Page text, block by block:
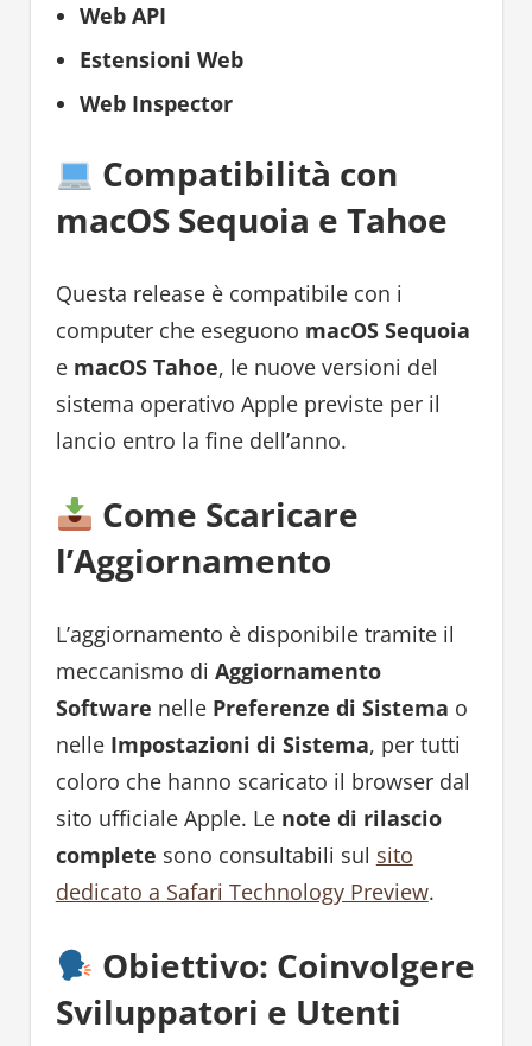
Web API
Estensioni Web
Web Inspector
Compatibilità con
macOS Sequoia e Tahoe
Questa release è compatibile con i
computer che eseguono macOS Sequoia
e macOS Tahoe, le nuove versioni del
sistema operativo Apple previste per il
lancio entro la fine dell’anno.
Come Scaricare
l’Aggiornamento
L’aggiornamento è disponibile tramite il
meccanismo di Aggiornamento
Software nelle Preferenze di Sistema o
nelle Impostazioni di Sistema, per tutti
coloro che hanno scaricato il browser dal
sito ufficiale Apple. Le note di rilascio
complete sono consultabili sul sito
dedicato a Safari Technology Preview.
Obiettivo: Coinvolgere
Sviluppatori e Utenti